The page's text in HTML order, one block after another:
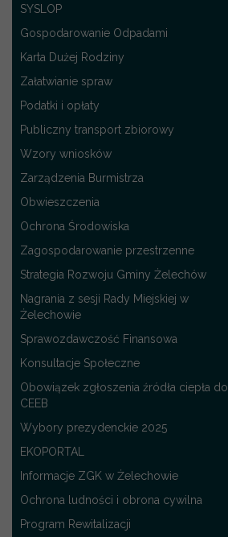
SYSLOP
Gospodarowanie Odpadami
Karta Dużej Rodziny
Załatwianie spraw
Podatki i opłaty
Publiczny transport zbiorowy
Wzory wniosków
Zarządzenia Burmistrza
Obwieszczenia
Ochrona Środowiska
Zagospodarowanie przestrzenne
Strategia Rozwoju Gminy Żelechów
Nagrania z sesji Rady Miejskiej w
Żelechowie
Sprawozdawczość Finansowa
Konsultacje Społeczne
Obowiązek zgłoszenia źródła ciepła do
CEEB
Wybory prezydenckie 2025
EKOPORTAL
Informacje ZGK w Żelechowie
Ochrona ludności i obrona cywilna
Program Rewitalizacji